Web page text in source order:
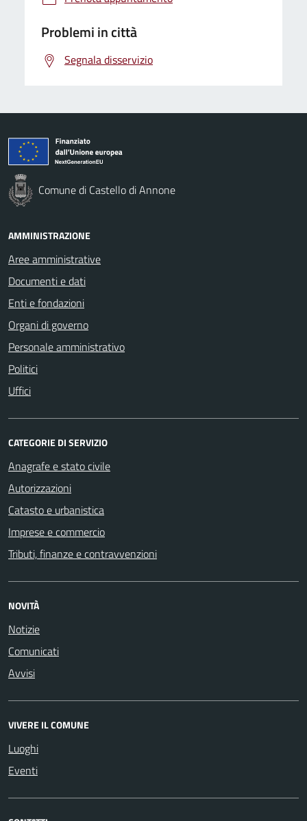
Problemi in città
Segnala disservizio
Comune di Castello di Annone
AMMINISTRAZIONE
Aree amministrative
Documenti e dati
Enti e fondazioni
Organi di governo
Personale amministrativo
Politici
Uffici
CATEGORIE DI SERVIZIO
Anagrafe e stato civile
Autorizzazioni
Catasto e urbanistica
Imprese e commercio
Tributi, finanze e contravvenzioni
NOVITÀ
Notizie
Comunicati
Avvisi
VIVERE IL COMUNE
Luoghi
Eventi